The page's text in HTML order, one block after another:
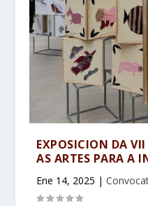
EXPOSICION DA
AS ARTES PARA A
Ene 14, 2025 |